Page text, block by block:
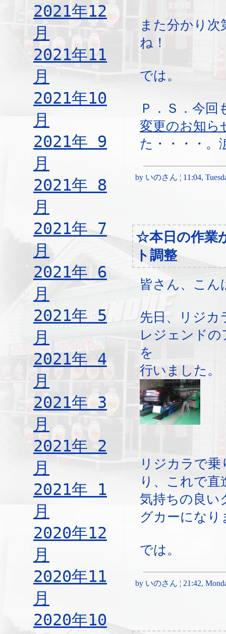
2021年12
月
2021年11
月
2021年10
月
2021年 9
月
2021年 8
月
2021年 7
月
2021年 6
月
2021年 5
月
2021年 4
月
2021年 3
月
2021年 2
月
2021年 1
月
2020年12
月
2020年11
月
2020年10
また分かり
ね！
では。
Ｐ．Ｓ．今回
変更のお知ら
た・・・・。
by いのさん ¦ 11:04,
☆本日の作
ト調整
皆さん、こん
先日、リジカ
レジェンド
を
行いました。
リジカラで
り、これで
気持ちの良い
グカーになり
では。
by いのさん ¦ 21:42,